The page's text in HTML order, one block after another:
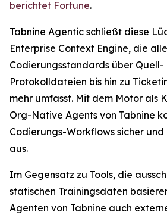
berichtet Fortune.
Tabnine Agentic schließt diese
Enterprise Context Engine, die
Codierungsstandards über Quell-
Protokolldateien bis hin zu
mehr umfasst. Mit dem Motor als
Org-Native Agents von Tabnine
Codierungs-Workflows sicher
aus.
Im Gegensatz zu Tools, die
statischen Trainingsdaten
Agenten von Tabnine auch